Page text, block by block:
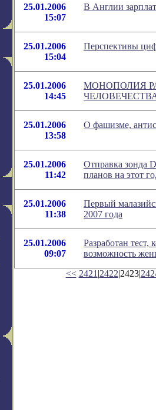
25.01.2006
15:07
В Англии
25.01.2006
15:04
Перспективы
25.01.2006
14:45
МОНОПОЛИЯ
25.01.2006
13:58
О фашизме,
25.01.2006
11:42
Отправка зонда
планов на этот
25.01.2006
11:38
Первый
2007 года
25.01.2006
09:07
Разработан тест,
возможность
<< 2421 |2422|2423|